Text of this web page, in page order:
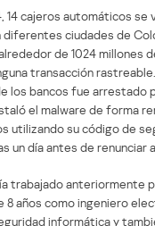
14 cajeros automáticos se
ciudades de
de 1024 millones
transacción
los bancos fue arrestado
el malware de forma
utilizando su código de
un día antes de renunciar
trabajado anteriormente
8 años como ingeniero
informática y